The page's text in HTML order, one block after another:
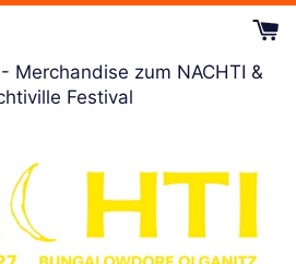
Merchandise zum NACHTI &
Festival